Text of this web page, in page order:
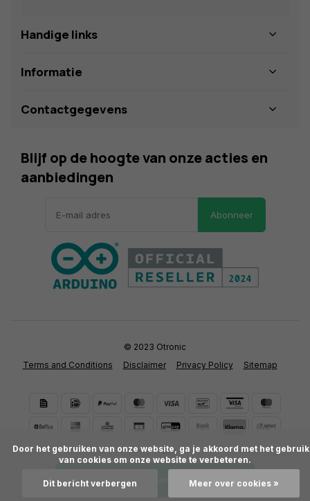
Toevoegen aan winkelwagen
Handige links
Informatie
Contactgegevens
Blijf op de hoogte van onze acties en
aanbiedingen
Abonneer
Terms and Conditions Disclaimer Privacy Policy Sitemap
© 2023 Otronic
van cookies om onze website te verbeteren.
Dit bericht verbergen Meer over cookies »